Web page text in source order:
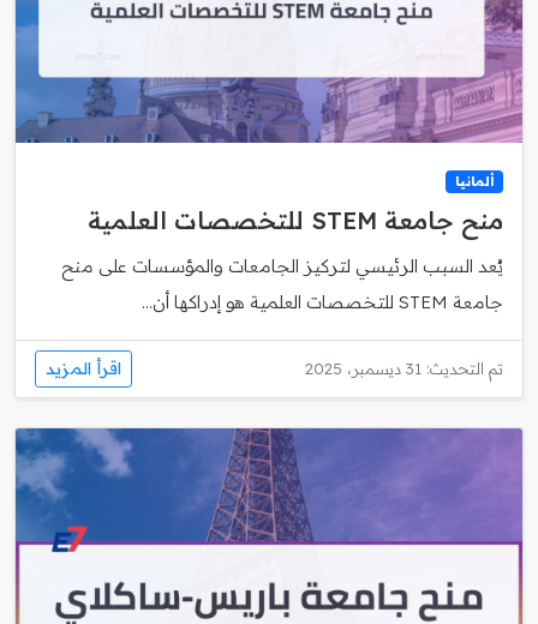
ألمانيا
منح جامعة STEM للتخصصات العلمية
يُعد السبب الرئيسي لتركيز الجامعات والمؤسسات على منح
جامعة STEM للتخصصات العلمية هو إدراكها أن...
تم التحديث: 31 ديسمبر، 2025 اقرأ المزيد